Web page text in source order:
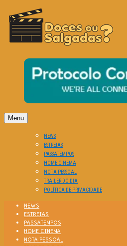
DOCES OU SALGADAS?
O Cinema? Uma Paixão!!
Menu
NEWS
ESTREIAS
PASSATEMPOS
HOME CINEMA
NOTA PESSOAL
TRAILER DO DIA
POLÍTICA DE PRIVACIDADE
NEWS
ESTREIAS
PASSATEMPOS
HOME CINEMA
NOTA PESSOAL